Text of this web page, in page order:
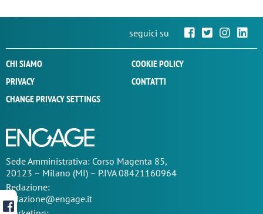
seguici su
CHI SIAMO
COOKIE POLICY
PRIVACY
CONTATTI
CHANGE PRIVACY SETTINGS
SedeAmministrativa: Corso Magenta 85,
20123 – Milano (MI) – P.IVA 08421160964
Redazione:
redazione@engage.it